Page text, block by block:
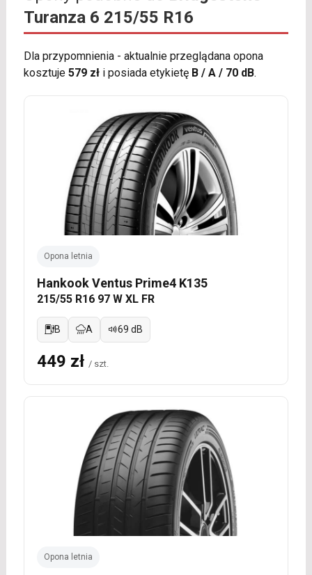
Turanza 6 215/55 R16
Dla przypomnienia - aktualnie przeglądana opona
kosztuje 579 złi posiada etykietę B / A / 70 dB.
Opona letnia
Hankook Ventus Prime4 K135
215/55 R16 97 W XL FR
B A 69 dB
449 zł / szt.
Opona letnia